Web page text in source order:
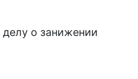
о занижении